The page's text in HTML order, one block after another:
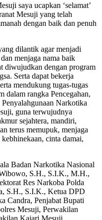
saya ucapkan ‘selamat’
Mesuji yang telah
dengan baik dan penuh
dilantik agar menjadi
menjaga nama baik
diwujudkan dengan program
Serta dapat bekerja
mendukung tugas-tugas
dalam rangka Pencegahan,
Penyalahgunaan Narkotika
guna terwujudnya
sejahtera, mandiri,
terus memupuk, menjaga
cinta damai,
Badan Narkotika Nasional
S.H., S.I.K., M.H.,
Res Narkoba Polda
S.H., S.I.K., Ketua DPD
Candra, Penjabat Bupati
Mesuji, Perwakilan
Kajari Mesuji,